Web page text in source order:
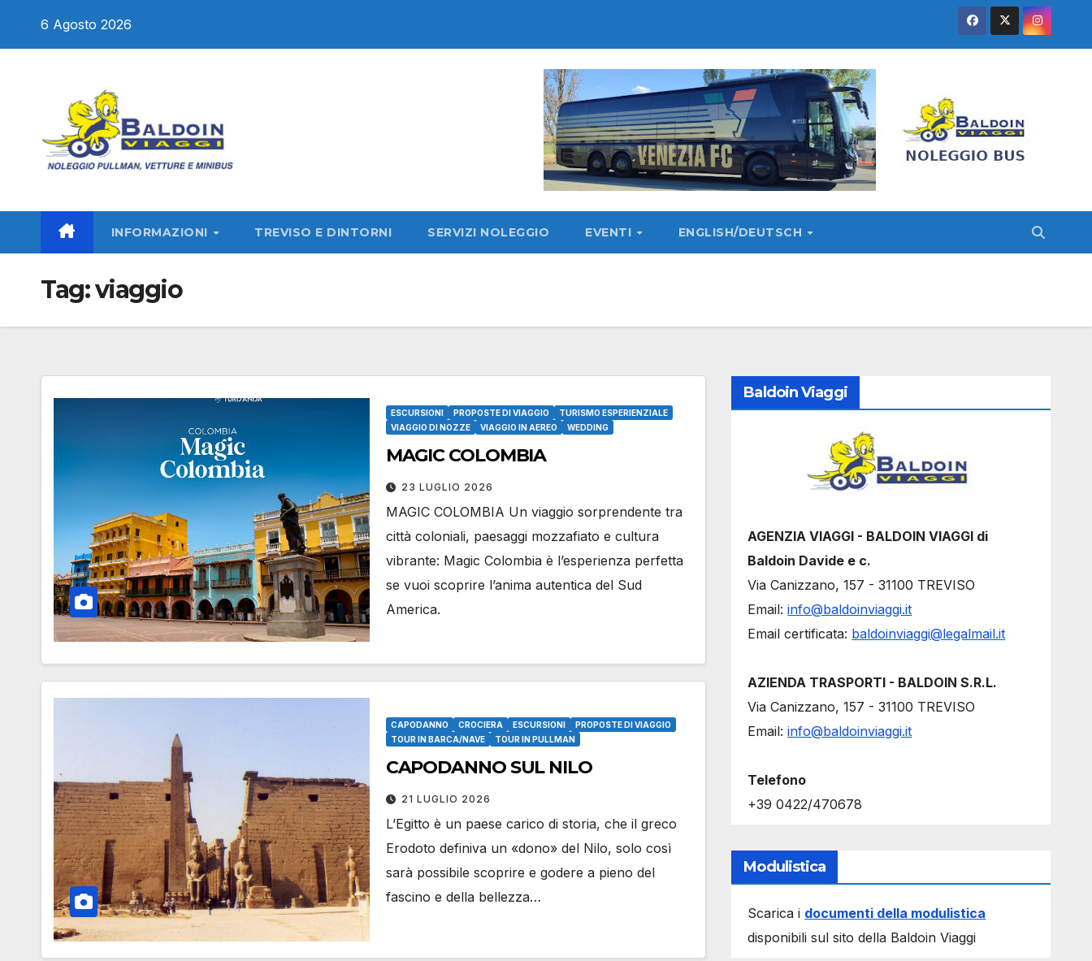
6 Agosto 2026
INFORMAZIONI TREVISO E DINTORNI SERVIZI NOLEGGIO EVENTI ENGLISH/DEUTSCH
Tag:viaggio
ESCURSIONI PROPOSTE DI VIAGGIO
TURISMO ESPERIENZIALE
VIAGGIO DI NOZZE
VIAGGIO IN AEREO WEDDING
MAGIC COLOMBIA
23 LUGLIO 2026
MAGIC COLOMBIA Un viaggio sorprendente tra
città coloniali, paesaggi mozzafiato e cultura
vibrante: Magic Colombia è l’esperienza perfetta
se vuoi scoprire l’anima autentica del Sud
America.
CAPODANNO CROCIERA ESCURSIONI
PROPOSTE DI VIAGGIO
TOUR IN BARCA/NAVE
TOUR IN PULLMAN
CAPODANNO SUL NILO
21 LUGLIO 2026
L’Egitto è un paese carico di storia, che il greco
Erodoto definiva un «dono» del Nilo, solo così
sarà possibile scoprire e godere a pieno del
fascino e della bellezza…
Baldoin Viaggi
AGENZIA VIAGGI - BALDOIN VIAGGI di
Baldoin Davide e c.
Via Canizzano, 157 - 31100 TREVISO
Email:info@baldoinviaggi.it
Email certificata: baldoinviaggi@legalmail.it
AZIENDA TRASPORTI - BALDOIN S.R.L.
Via Canizzano, 157 - 31100 TREVISO
Email:info@baldoinviaggi.it
Telefono
+39 0422/470678
Modulistica
Scarica i documenti della modulistica
disponibili sul sito della Baldoin Viaggi